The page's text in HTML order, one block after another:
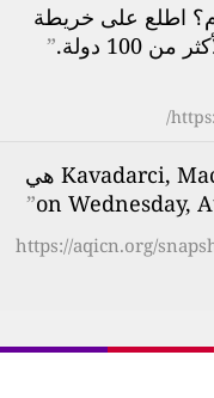
اطلع على خريطة
دولة.
”
”
https://aqicn.org/